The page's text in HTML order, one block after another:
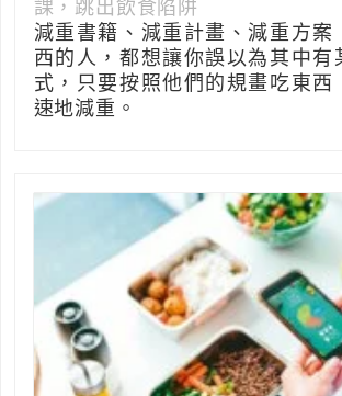
課，跳出飲食陷阱
減重書籍、減重計畫、減重方案
西的人，都想讓你誤以為其中有
式，只要按照他們的規畫吃東西
速地減重。